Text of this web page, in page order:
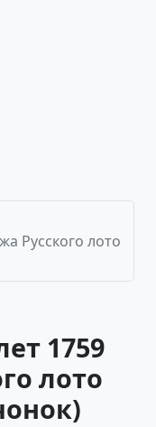
Русского лото
1759
лото